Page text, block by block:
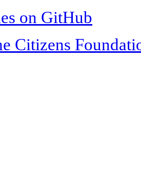
on GitHub
Citizens